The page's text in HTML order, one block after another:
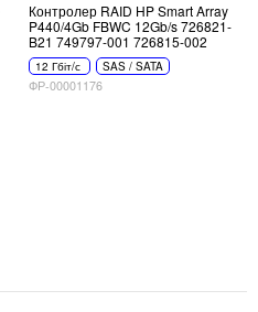
Контролер RAID HP Smart Array
P440/4Gb FBWC 12Gb/s 726821-
B21 749797-001 726815-002
12 Гбіт/с SAS / SATA
ФР-00001176